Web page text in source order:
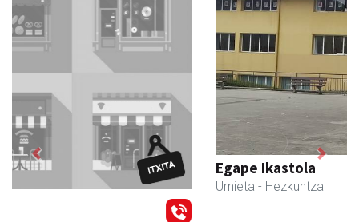
Egape Ikastola
Urnieta - Hezkuntza
Next